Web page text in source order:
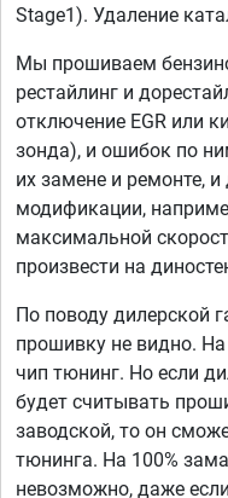
Stage1). Удаление
Мы прошиваем
рестайлинг и
отключение EGR или
зонда), и ошибок по
их замене и ремонте,
модификации,
максимальной
произвести на
По поводу дилерской
прошивку не видно.
чип тюнинг. Но если
будет считывать
заводской, то он
тюнинга. На 100%
невозможно, даже